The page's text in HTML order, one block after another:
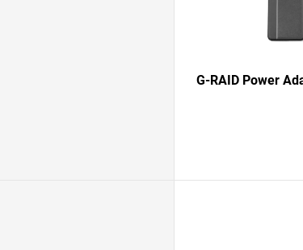
G-RAID Power